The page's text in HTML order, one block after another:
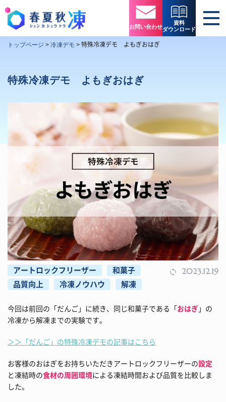
お問い合わせ
資料
ダウンロード
トップページ > 冷凍デモ > 特殊冷凍デモ よもぎおはぎ
特殊冷凍デモ よもぎおはぎ
アートロックフリーザー
和菓子
品質向上
冷凍ノウハウ 解凍
2023.12.19
今回は前回の「だんご」に続き、同じ和菓子である「おはぎ」の
冷凍から解凍までの実験です。
＞＞「だんご」の特殊冷凍デモの記事はこちら
お客様のおはぎをお持ちいただきアートロックフリーザーの設定
と凍結時の食材の周囲環境による凍結時間および品質を比較しま
した。